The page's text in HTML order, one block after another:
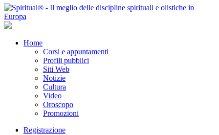
Home
Corsi e appuntamenti
Profili pubblici
Siti Web
Notizie
Cultura
Video
Oroscopo
Promozioni
Registrazione